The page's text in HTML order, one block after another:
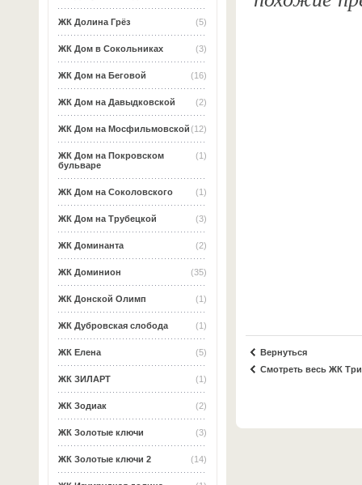
(5)
ЖК Долина Грёз
(3)
ЖК Дом в Сокольниках
(16)
ЖК Дом на Беговой
(2)
ЖК Дом на Давыдковской
(12)
ЖК Дом на Мосфильмовской
(1)
ЖК Дом на Покровском
бульваре
(1)
ЖК Дом на Соколовского
(3)
ЖК Дом на Трубецкой
(2)
ЖК Доминанта
(35)
ЖК Доминион
(1)
ЖК Донской Олимп
(1)
ЖК Дубровская слобода
(5)
ЖК Елена
(1)
ЖК ЗИЛАРТ
(2)
ЖК Зодиак
(3)
ЖК Золотые ключи
(14)
ЖК Золотые ключи 2
Вернуться
Смотреть весь ЖК